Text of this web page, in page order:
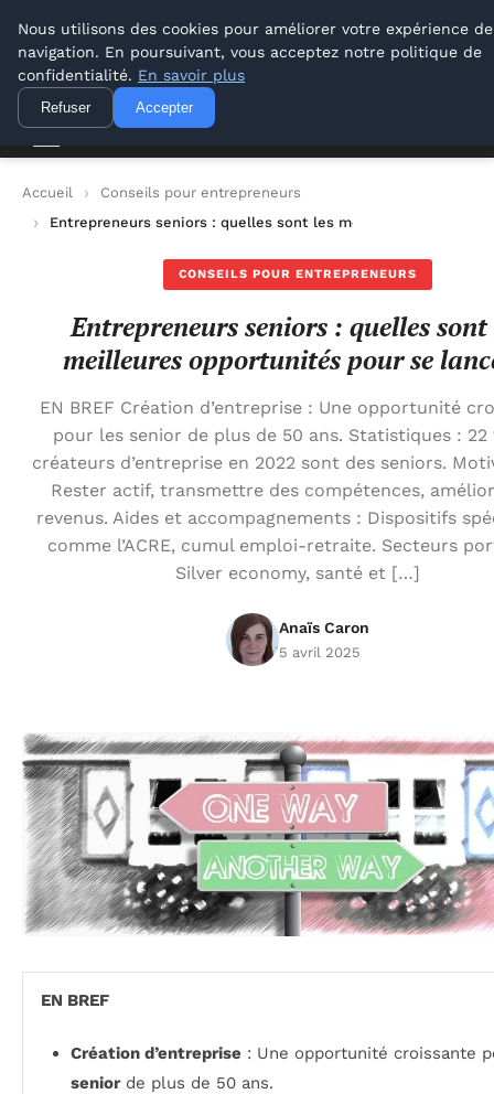
Lyon Photos
Lyon Photos
Accueil
Conseils pour entrepreneurs
Entrepreneurs seniors : quelles sont les meilleures
CONSEILS POUR ENTREPRENEURS
Entrepreneurs seniors : quelles sont
meilleures opportunités pour se
EN BREF Création d’entreprise : Une opportunité
pour les senior de plus de 50 ans. Statistiques : 22
créateurs d’entreprise en 2022 sont des seniors.
Rester actif, transmettre des compétences,
revenus. Aides et accompagnements : Dispositifs
comme l’ACRE, cumul emploi-retraite. Secteurs
Silver economy, santé et […]
Anaïs Caron
5 avril 2025
EN BREF
Création d’entreprise : Une opportunité croissante
seniorde plus de 50 ans.
Nous utilisons des cookies pour améliorer votre expérience de
navigation. En poursuivant, vous acceptez notre politique de
confidentialité. En savoir plus
Refuser Accepter